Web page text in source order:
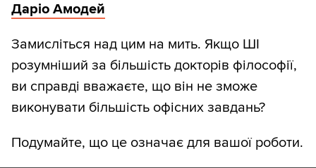
Даріо Амодей
Замисліться над цим на мить. Якщо ШІ
розумніший за більшість докторів філософії,
ви справді вважаєте, що він не зможе
виконувати більшість офісних завдань?
Подумайте, що це означає для вашої роботи.